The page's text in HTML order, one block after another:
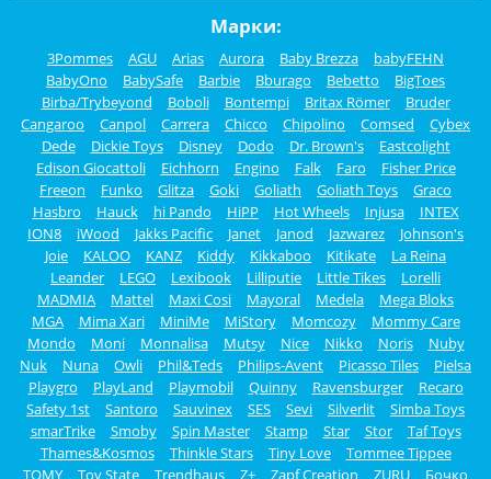
Марки:
3Pommes AGU Arias Aurora Baby Brezza
babyFEHN
BabyOno
BabySafe Barbie Bburago Bebetto
BigToes
Birba/Trybeyond
Boboli Bontempi Britax Römer
Bruder
Cangaroo
Canpol Carrera Chicco Chipolino Comsed
Cybex
Dede
Dickie Toys Disney Dodo Dr. Brown's
Eastcolight
Edison Giocattoli
Eichhorn Engino Falk Faro
Fisher Price
Freeon
Funko Glitza Goki Goliath Goliath Toys
Graco
Hasbro
Hauck hi Pando HiPP Hot Wheels Injusa
INTEX
ION8
iWood Jakks Pacific Janet Janod Jazwarez
Johnson's
Joie
KALOO KANZ Kiddy Kikkaboo Kitikate
La Reina
Leander
LEGO Lexibook Lilliputie Little Tikes
Lorelli
MADMIA
Mattel Maxi Cosi Mayoral Medela
Mega Bloks
MGA
Mima Xari MiniMe MiStory Momcozy
Mommy Care
Mondo
Moni Monnalisa Mutsy Nice Nikko Noris
Nuby
Nuk
Nuna Owli Phil&Teds Philips-Avent Picasso Tiles
Pielsa
Playgro
PlayLand Playmobil Quinny Ravensburger
Recaro
Safety 1st
Santoro Sauvinex SES Sevi Silverlit
Simba Toys
smarTrike
Smoby Spin Master Stamp Star Stor
Taf Toys
Thames&Kosmos
Thinkle Stars Tiny Love
Tommee Tippee
TOMY
Toy State Trendhaus Z+ Zapf Creation ZURU Бочко